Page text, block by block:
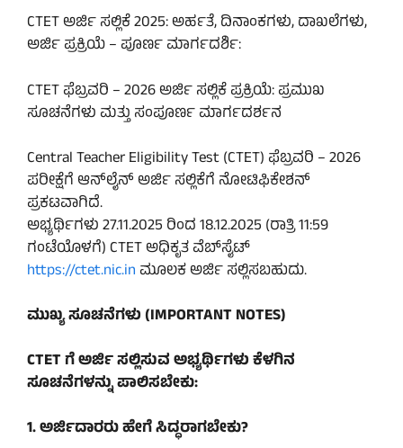
CTET ಅರ್ಜಿ ಸಲ್ಲಿಕೆ 2025: ಅರ್ಹತೆ, ದಿನಾಂಕಗಳು, ದಾಖಲೆಗಳು,
ಅರ್ಜಿ ಪ್ರಕ್ರಿಯೆ – ಪೂರ್ಣ ಮಾರ್ಗದರ್ಶಿ:
CTET ಫೆಬ್ರವರಿ – 2026 ಅರ್ಜಿ ಸಲ್ಲಿಕೆ ಪ್ರಕ್ರಿಯೆ: ಪ್ರಮುಖ
ಸೂಚನೆಗಳು ಮತ್ತು ಸಂಪೂರ್ಣ ಮಾರ್ಗದರ್ಶನ
Central Teacher Eligibility Test (CTET) ಫೆಬ್ರವರಿ – 2026
ಪರೀಕ್ಷೆಗೆ ಆನ್‌ಲೈನ್ ಅರ್ಜಿ ಸಲ್ಲಿಕೆಗೆ ನೋಟಿಫಿಕೇಶನ್
ಪ್ರಕಟವಾಗಿದೆ.
ಅಭ್ಯರ್ಥಿಗಳು 27.11.2025 ರಿಂದ 18.12.2025 (ರಾತ್ರಿ 11:59
ಗಂಟೆಯೊಳಗೆ) CTET ಅಧಿಕೃತ ವೆಬ್‌ಸೈಟ್
https://ctet.nic.in ಮೂಲಕ ಅರ್ಜಿ ಸಲ್ಲಿಸಬಹುದು.
ಮುಖ್ಯ ಸೂಚನೆಗಳು (IMPORTANT NOTES)
CTET ಗೆ ಅರ್ಜಿ ಸಲ್ಲಿಸುವ ಅಭ್ಯರ್ಥಿಗಳು ಕೆಳಗಿನ
ಸೂಚನೆಗಳನ್ನು ಪಾಲಿಸಬೇಕು:
1. ಅರ್ಜಿದಾರರು ಹೇಗೆ ಸಿದ್ಧರಾಗಬೇಕು?